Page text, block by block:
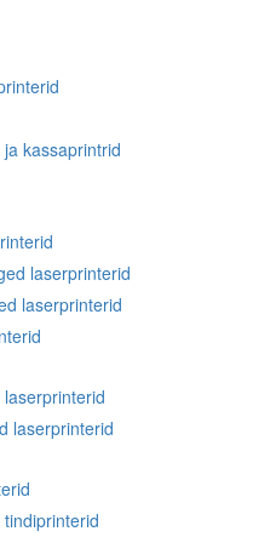
kassaprintrid
laserprinterid
laserprinterid
laserprinterid